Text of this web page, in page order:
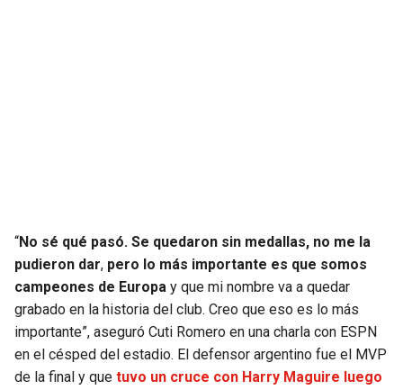
FALCONS
PANTHERS
TRAIL BLAZERS
JAZZ
“No sé qué pasó. Se quedaron sin medallas, no me la
pudieron dar, pero lo más importante es que somos
campeones de Europa y que mi nombre va a quedar
grabado en la historia del club. Creo que eso es lo más
importante”, aseguró Cuti Romero en una charla con ESPN
en el césped del estadio. El defensor argentino fue el MVP
de la final y que tuvo un cruce con Harry Maguire luego